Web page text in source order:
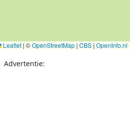
Leaflet | ©OpenStreetMap | CBS | OpenInfo.nl
Advertentie: